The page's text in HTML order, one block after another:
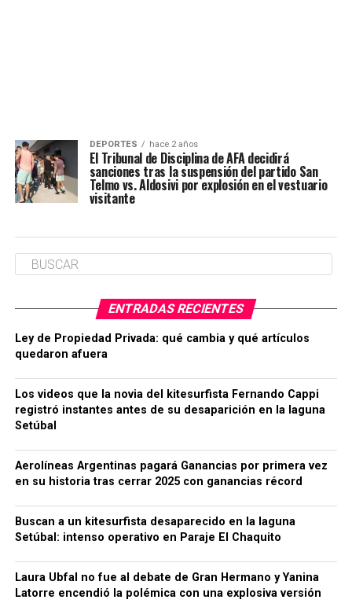
DEPORTES hace 2 años
El Tribunal de Disciplina de AFA decidirá
sanciones tras la suspensión del partido San
Telmo vs. Aldosivi por explosión en el vestuario
visitante
ENTRADAS RECIENTES
Ley de Propiedad Privada: qué cambia y qué artículos
quedaron afuera
Los videos que la novia del kitesurfista Fernando Cappi
registró instantes antes de su desaparición en la laguna
Setúbal
Aerolíneas Argentinas pagará Ganancias por primera vez
en su historia tras cerrar 2025 con ganancias récord
Buscan a un kitesurfista desaparecido en la laguna
Setúbal: intenso operativo en Paraje El Chaquito
Laura Ubfal no fue al debate de Gran Hermano y Yanina
Latorre encendió la polémica con una explosiva versión